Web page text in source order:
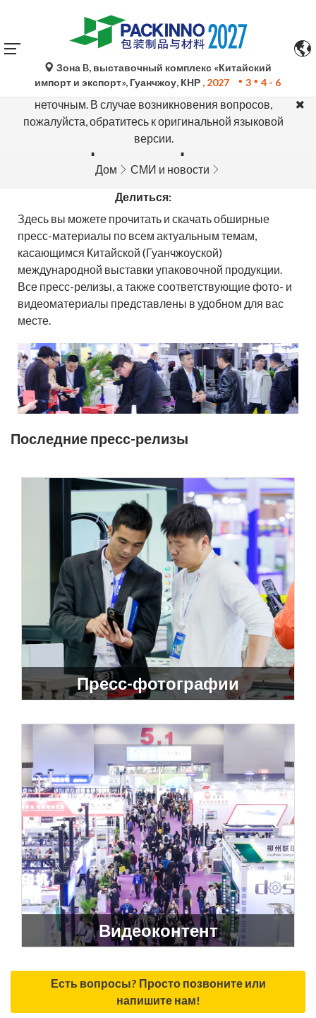
Автоматический перевод Google Translate носит
исключительно справочный характер и может быть
неточным. В случае возникновения вопросов,
пожалуйста, обратитесь к оригинальной языковой
версии.
Зона B, выставочный комплекс «Китайский
импорт и экспорт», Гуанчжоу, КНР , 2027 3 4 - 6
Пресс-материалы
Дом СМИ и новости
Делиться:
Здесь вы можете прочитать и скачать обширные
пресс-материалы по всем актуальным темам,
касающимся Китайской (Гуанчжоуской)
международной выставки упаковочной продукции.
Все пресс-релизы, а также соответствующие фото- и
видеоматериалы представлены в удобном для вас
месте.
Последние пресс-релизы
Пресс-фотографии
Видеоконтент
Есть вопросы? Просто позвоните или
напишите нам!